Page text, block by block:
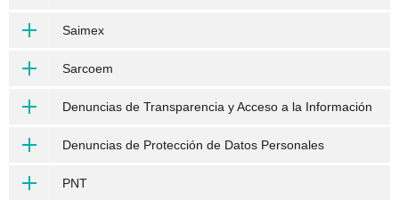
Saimex
Sarcoem
Denuncias de Transparencia y Acceso a la Información
Denuncias de Protección de Datos Personales
PNT